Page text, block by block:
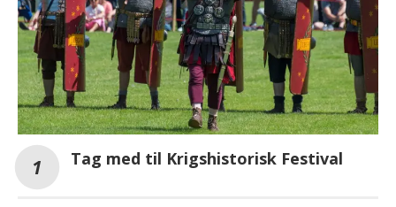
Tag med til Krigshistorisk Festival